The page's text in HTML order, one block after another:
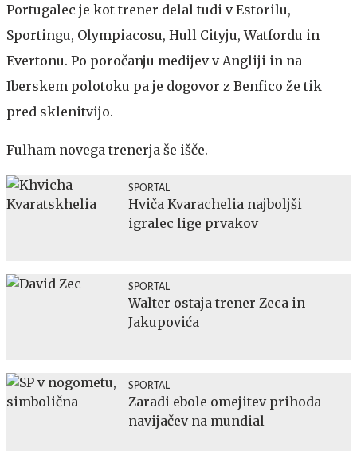
Portugalec je kot trener delal tudi v Estorilu,
Sportingu, Olympiacosu, Hull Cityju, Watfordu in
Evertonu. Po poročanju medijev v Angliji in na
Iberskem polotoku pa je dogovor z Benfico že tik
pred sklenitvijo.
Fulham novega trenerja še išče.
SPORTAL
Hviča Kvarachelia najboljši
igralec lige prvakov
SPORTAL
Walter ostaja trener Zeca in
Jakupovića
SPORTAL
Zaradi ebole omejitev prihoda
navijačev na mundial